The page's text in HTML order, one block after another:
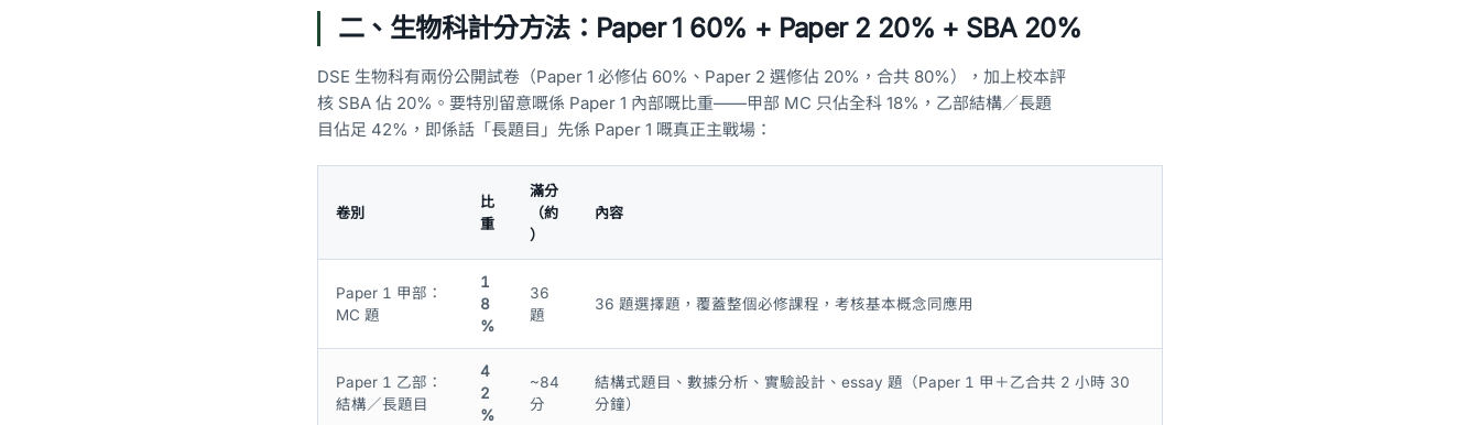
二、生物科計分方法：Paper 1 60% + Paper 2 20% + SBA 20%
DSE 生物科有兩份公開試卷（Paper 1 必修佔 60%、Paper 2 選修佔 20%，合共 80%），加上校本評
核 SBA 佔 20%。要特別留意嘅係 Paper 1 內部嘅比重——甲部 MC 只佔全科 18%，乙部結構／長題
目佔足 42%，即係話「長題目」先係 Paper 1 嘅真正主戰場：
卷別
比
重
滿分
（約
）
內容
Paper 1 甲部：
MC 題
1
8
%
36
題
36 題選擇題，覆蓋整個必修課程，考核基本概念同應用
Paper 1 乙部：
結構／長題目
4
2
%
~84
分
結構式題目、數據分析、實驗設計、essay 題（Paper 1 甲＋乙合共 2 小時 30
分鐘）